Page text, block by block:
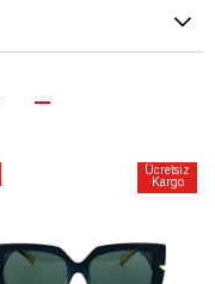
Ücretsiz
Kargo